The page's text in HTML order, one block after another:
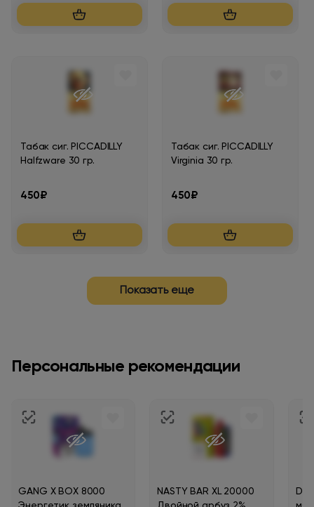
Табак сиг. PICCADILLY
Нalfzware 30 гр.
450₽
Табак сиг. PICCADILLY
Virginia 30 гр.
450₽
Показать еще
Персональные рекомендации
GANG X BOX 8000
NASTY BAR XL 20000